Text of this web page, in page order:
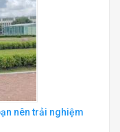
nên trải nghiệm